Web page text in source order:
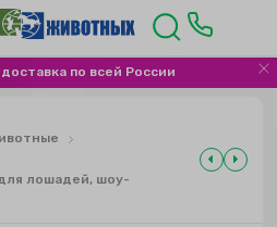
по всей России
лошадей, шоу-